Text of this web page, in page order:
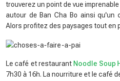
trouverez un point de vue
autour de Ban Cha Bo ainsi qu'un
Alors profitez des paysages tout en
Le café et restaurant Noodle Soup
7h30 à 16h. La nourriture et le café